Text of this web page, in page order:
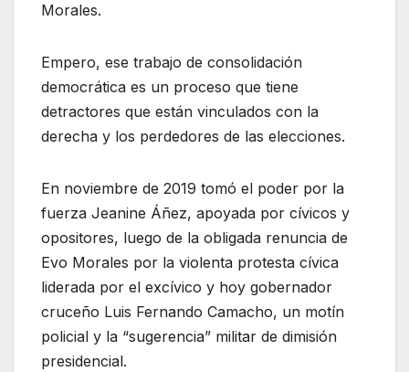
Morales.
Empero, ese trabajo de consolidación
democrática es un proceso que tiene
detractores que están vinculados con la
derecha y los perdedores de las elecciones.
En noviembre de 2019 tomó el poder por la
fuerza Jeanine Áñez, apoyada por cívicos y
opositores, luego de la obligada renuncia de
Evo Morales por la violenta protesta cívica
liderada por el excívico y hoy gobernador
cruceño Luis Fernando Camacho, un motín
policial y la “sugerencia” militar de dimisión
presidencial.